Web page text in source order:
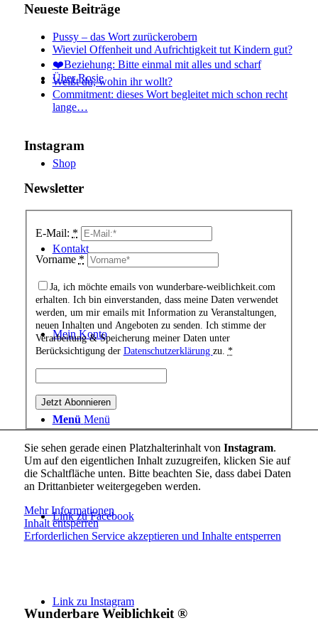
Über Rosie
Shop
Kontakt
Mein Konto
Menü Menü
Link zu Facebook
Link zu Instagram
Neueste Beiträge
Pussy – das Wort zurückerobern
Wieviel Offenheit und Aufrichtigkeit tut Kindern gut?
❤️Beziehung: Bitte einmal mit alles und scharf
Weißt du, wohin ihr wollt?
Commitment: dieses Wort begleitet mich schon recht
lange…
Instagram
Newsletter
E-Mail: *
Vorname *
Ja, ich möchte emails von wunderbare-weiblichkeit.com
erhalten. Ich bin einverstanden, dass meine Daten verwendet
werden, um mir emails mit Information zu Veranstaltungen,
neuen Inhalten und Angeboten zu senden. Ich stimme der
Verarbeitung & Speicherung meiner Daten unter
Berücksichtigung der Datenschutzerklärung zu. *
Sie sehen gerade einen Platzhalterinhalt von Instagram.
Um auf den eigentlichen Inhalt zuzugreifen, klicken Sie auf
die Schaltfläche unten. Bitte beachten Sie, dass dabei Daten
an Drittanbieter weitergegeben werden.
Mehr Informationen
Inhalt entsperren
Erforderlichen Service akzeptieren und Inhalte entsperren
Wunderbare Weiblichkeit ®